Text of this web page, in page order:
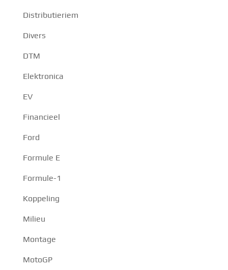
Distributieriem
Divers
DTM
Elektronica
EV
Financieel
Ford
Formule E
Formule-1
Koppeling
Milieu
Montage
MotoGP